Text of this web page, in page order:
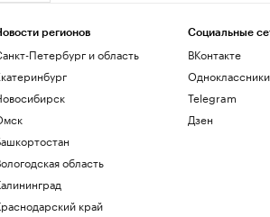
регионов
Петербург и область
область
край
Социальные
ВКонтакте
Одноклассники
Telegram
Дзен